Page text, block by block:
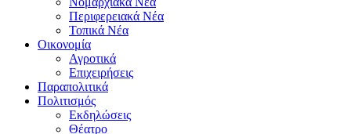
Περιφερειακά Νέα
Τοπικά Νέα
Οικονομία
Αγροτικά
Επιχειρήσεις
Παραπολιτικά
Πολιτισμός
Εκδηλώσεις
Θέατρο